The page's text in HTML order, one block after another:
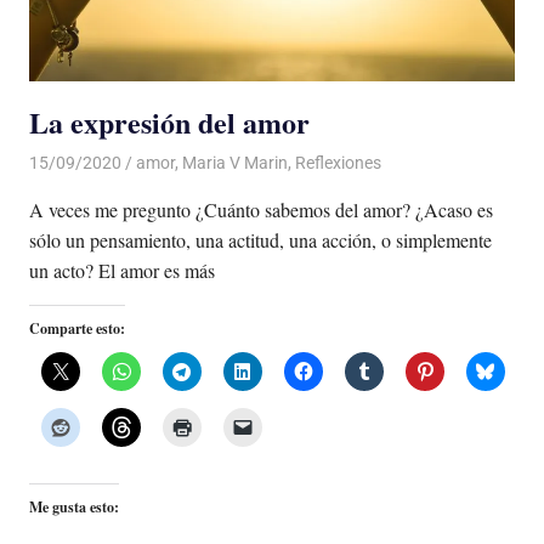
La expresión del amor
15/09/2020 De todo un Poco
amor, Maria V Marin, Reflexiones
A veces me pregunto ¿Cuánto sabemos del amor? ¿Acaso es
sólo un pensamiento, una actitud, una acción, o simplemente
un acto? El amor es más
Comparte esto:
Me gusta esto: